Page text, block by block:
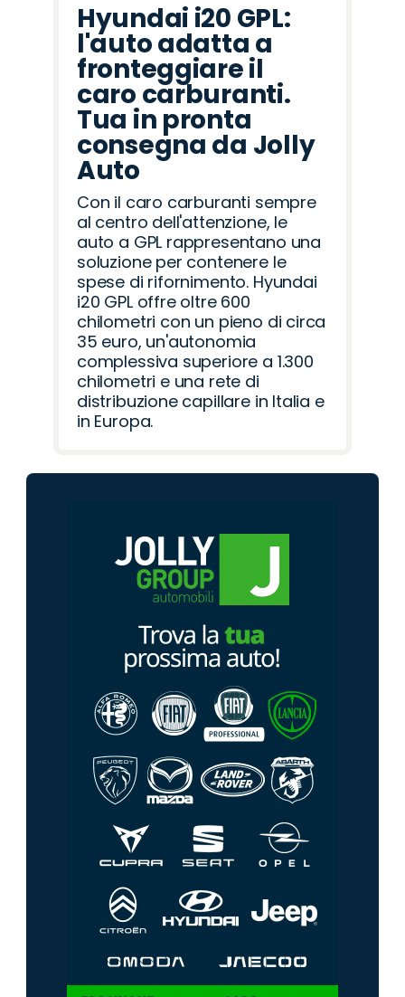
Hyundai i20 GPL:
l'auto adatta a
fronteggiare il
caro carburanti.
Tua in pronta
consegna da Jolly
Auto
Con il caro carburanti sempre
al centro dell'attenzione, le
auto a GPL rappresentano una
soluzione per contenere le
spese di rifornimento. Hyundai
i20 GPL offre oltre 600
chilometri con un pieno di circa
35 euro, un'autonomia
complessiva superiore a 1.300
chilometri e una rete di
distribuzione capillare in Italia e
in Europa.